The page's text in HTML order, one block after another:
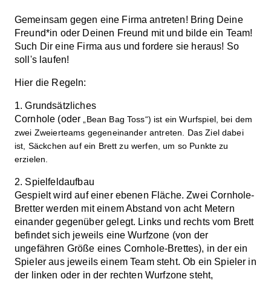
Gemeinsam gegen eine Firma antreten! Bring Deine
Freund*in oder Deinen Freund mit und bilde ein Team!
Such Dir eine Firma aus und fordere sie heraus! So
soll's laufen!
Hier die Regeln:
1. Grundsätzliches
Cornhole (oder
„Bean Bag Toss“) ist ein Wurfspiel, bei dem
zwei Zweierteams gegeneinander antreten. Das Ziel dabei
ist, Säckchen auf ein Brett zu werfen, um so Punkte zu
erzielen.
2. Spielfeldaufbau
Gespielt wird auf einer ebenen Fläche. Zwei Cornhole-
Bretter werden mit einem Abstand von acht Metern
einander gegenüber gelegt. Links und rechts vom Brett
befindet sich jeweils eine Wurfzone (von der
ungefähren Größe eines Cornhole-Brettes), in der ein
Spieler aus jeweils einem Team steht. Ob ein Spieler in
der linken oder in der rechten Wurfzone steht,